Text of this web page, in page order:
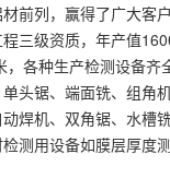
前列，赢得了广大客
三级资质，年产值
，各种生产检测设备齐
头锯、端面铣、组角
焊机、双角锯、水槽
测用设备如膜层厚度测